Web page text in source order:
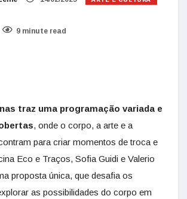
9 minute read
traz uma programação variada e
, onde o corpo, a arte e a
para criar momentos de troca e
Eco e Traços, Sofia Guidi e Valerio
proposta única, que desafia os
as possibilidades do corpo em